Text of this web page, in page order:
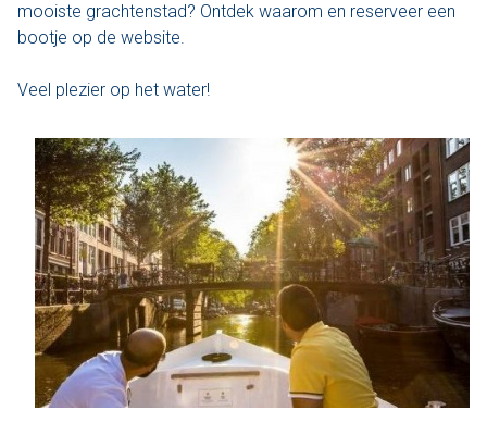
Leiden
Vecht
Tarieven
Lidmaatschap
Bedrijfsuitjes op het water!
Alle evenementen
mooiste grachtenstad? Ontdek waarom en reserveer een
bootje op de website.
Veel plezier op het water!